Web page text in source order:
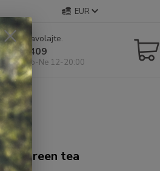
EUR
Zavolajte.
546 409
19:00, So-Ne 12-20:00
green tea